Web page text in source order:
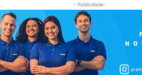
- Publicidade-